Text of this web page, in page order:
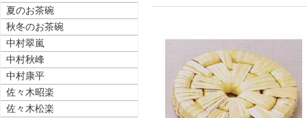
夏のお茶碗
秋冬のお茶碗
中村翠嵐
中村秋峰
中村康平
佐々木昭楽
佐々木松楽